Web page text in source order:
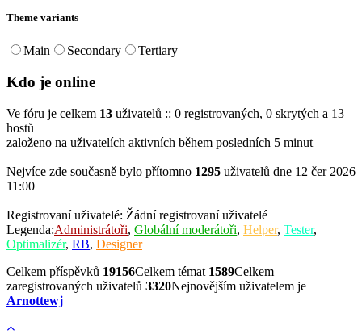
Theme variants
Main Secondary Tertiary
Kdo je online
Ve fóru je celkem 13 uživatelů :: 0 registrovaných, 0 skrytých a 13
hostů
založeno na uživatelích aktivních během posledních 5 minut
Nejvíce zde současně bylo přítomno 1295 uživatelů dne 12 čer 2026
11:00
Registrovaní uživatelé: Žádní registrovaní uživatelé
Legenda:Administrátoři, Globální moderátoři, Helper, Tester,
Optimalizér, RB, Designer
Celkem příspěvků 19156Celkem témat 1589Celkem
zaregistrovaných uživatelů 3320Nejnovějším uživatelem je
Arnottewj